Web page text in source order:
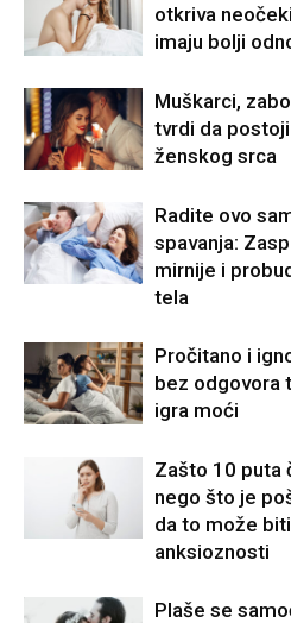
otkriva
imaju bolji
Muškarci,
tvrdi da
ženskog srca
Radite ovo
spavanja:
mirnije i
tela
Pročitano i
bez odgovora
igra moći
Zašto 10 puta
nego što je
da to može
anksioznosti
Plaše se